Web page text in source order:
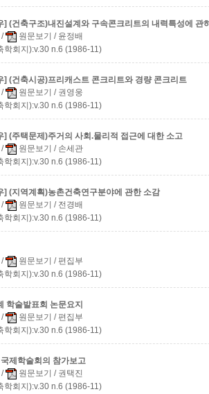
] (건축구조)내진설계와 구속콘크리트의 내력특성에 관
/ 원문보기 / 윤정배
학회지):v.30 n.6 (1986-11)
] (건축시공)프리캐스트 콘크리트와 경량 콘크리트
/ 원문보기 / 권영웅
학회지):v.30 n.6 (1986-11)
] (주택문제)주거의 사회.물리적 접근에 대한 소고
/ 원문보기 / 손세관
학회지):v.30 n.6 (1986-11)
] (지역계획)농촌건축연구분야에 관한 소감
/ 원문보기 / 전경배
학회지):v.30 n.6 (1986-11)
/ 원문보기 / 편집부
학회지):v.30 n.6 (1986-11)
학술발표회 논문요지
/ 원문보기 / 편집부
학회지):v.30 n.6 (1986-11)
제학술회의 참가보고
/ 원문보기 / 권택진
학회지):v.30 n.6 (1986-11)